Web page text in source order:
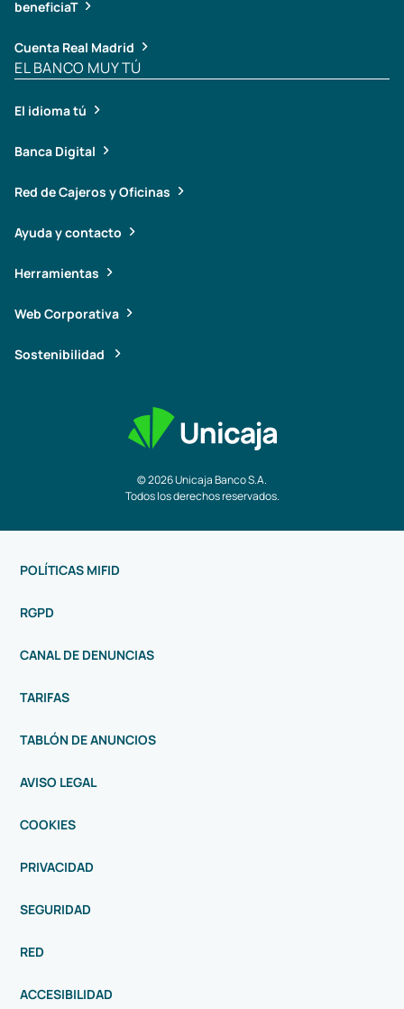
© 2026 Unicaja Banco S.A.
Todos los derechos reservados.
beneficiaT
Cuenta Real Madrid
EL BANCO MUY TÚ
El idioma tú
Banca Digital
Red de Cajeros y Oficinas
Ayuda y contacto
Herramientas
Web Corporativa
Sostenibilidad
POLÍTICAS MIFID
RGPD
CANAL DE DENUNCIAS
TARIFAS
TABLÓN DE ANUNCIOS
AVISO LEGAL
COOKIES
PRIVACIDAD
SEGURIDAD
RED
ACCESIBILIDAD